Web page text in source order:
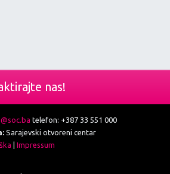
nas!
telefon: +387 33 551 000
Sarajevski otvoreni centar
Impressum